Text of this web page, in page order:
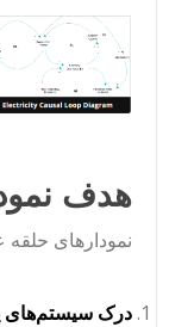
هدف
نمودارهای حلقه
درک سیستم‌های